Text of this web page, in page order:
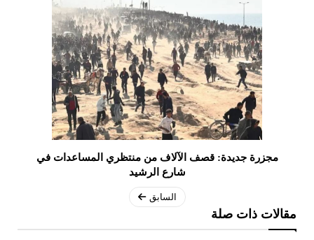
مجزرة جديدة: قصف الآلاف من منتظري المساعدات في
شارع الرشيد
السابق
مقالات ذات صلة